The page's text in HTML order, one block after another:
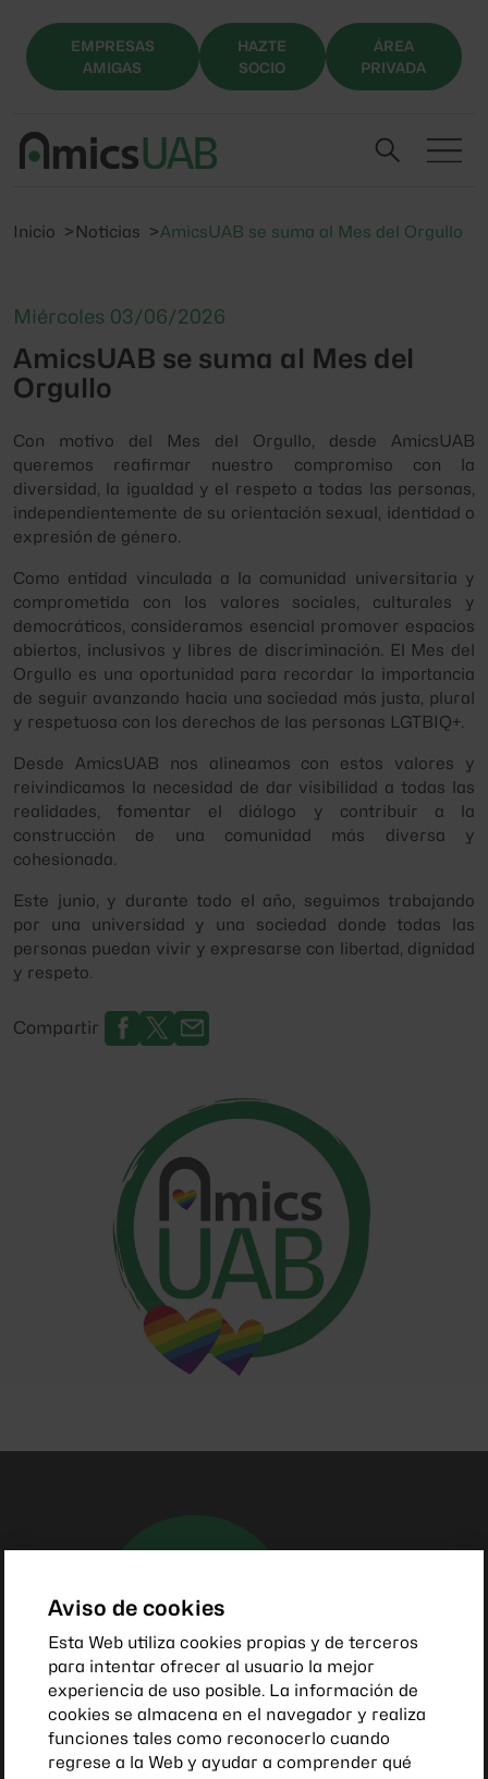
EMPRESAS
AMIGAS
HAZTE
SOCIO
ÁREA
PRIVADA
Inicio Noticias AmicsUAB se suma al Mes del Orgullo
Miércoles 03/06/2026
AmicsUAB se suma al Mes del
Orgullo
Con motivo del Mes del Orgullo, desde AmicsUAB
queremos reafirmar nuestro compromiso con la
diversidad, la igualdad y el respeto a todas las personas,
independientemente de su orientación sexual, identidad o
expresión de género.
Como entidad vinculada a la comunidad universitaria y
comprometida con los valores sociales, culturales y
democráticos, consideramos esencial promover espacios
abiertos, inclusivos y libres de discriminación. El Mes del
Orgullo es una oportunidad para recordar la importancia
de seguir avanzando hacia una sociedad más justa, plural
y respetuosa con los derechos de las personas LGTBIQ+.
Desde AmicsUAB nos alineamos con estos valores y
reivindicamos la necesidad de dar visibilidad a todas las
realidades, fomentar el diálogo y contribuir a la
construcción de una comunidad más diversa y
cohesionada.
Este junio, y durante todo el año, seguimos trabajando
por una universidad y una sociedad donde todas las
personas puedan vivir y expresarse con libertad, dignidad
y respeto.
Compartir
Aviso de cookies
Esta Web utiliza cookies propias y de terceros
para intentar ofrecer al usuario la mejor
experiencia de uso posible. La información de
cookies se almacena en el navegador y realiza
funciones tales como reconocerlo cuando
regrese a la Web y ayudar a comprender qué